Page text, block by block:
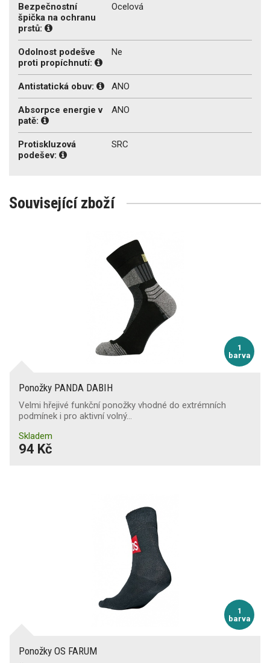
Bezpečnostní
špička na ochranu
prstů:
Ocelová
Odolnost podešve
proti propíchnutí:
Ne
Antistatická obuv: ANO
Absorpce energie v
patě:
ANO
Protiskluzová
podešev:
SRC
Související zboží
1
barva
Ponožky PANDA DABIH
Velmi hřejivé funkční ponožky vhodné do extrémních
podmínek i pro aktivní volný…
Skladem
94 Kč
1
barva
Ponožky OS FARUM